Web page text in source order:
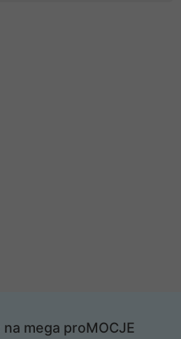
mega proMOCJE